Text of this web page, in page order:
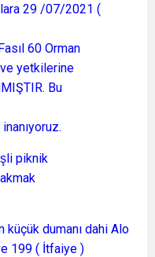
29 /07/2021 (
60 Orman
yetkilerine
Bu
piknik
küçük dumanı dahi Alo
199 ( İtfaiye )